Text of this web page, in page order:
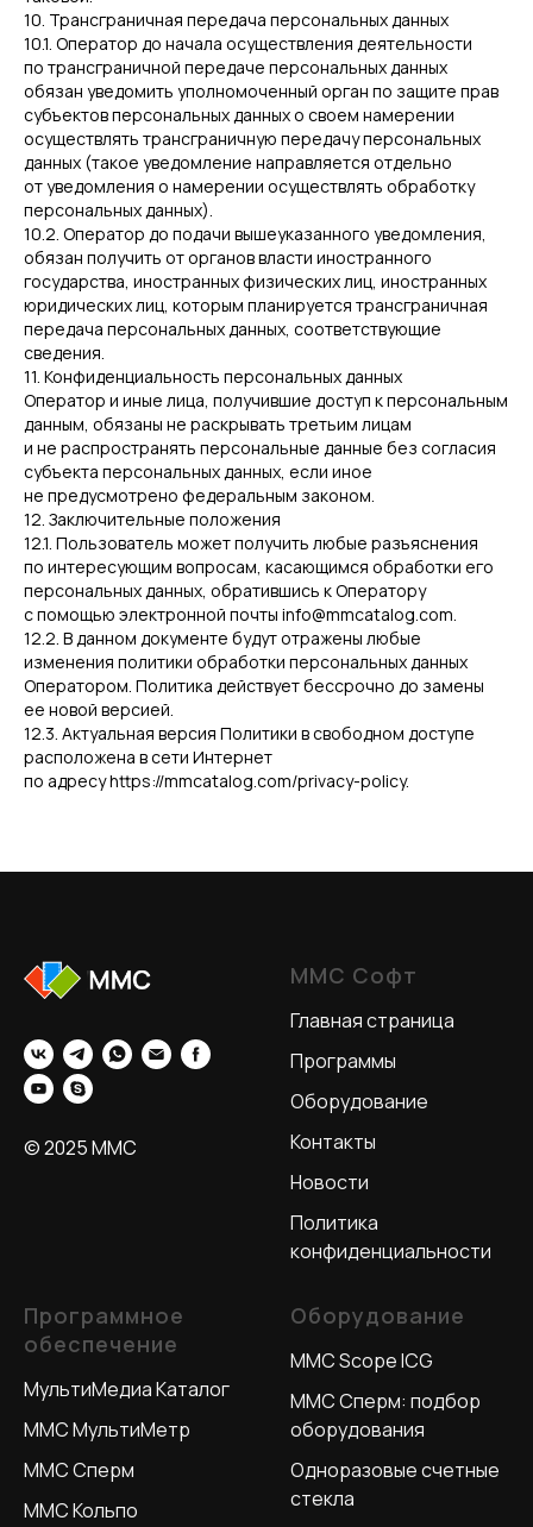
10. Трансграничная передача персональных данных
10.1. Оператор до начала осуществления деятельности
по трансграничной передаче персональных данных
обязан уведомить уполномоченный орган по защите прав
субъектов персональных данных о своем намерении
осуществлять трансграничную передачу персональных
данных (такое уведомление направляется отдельно
от уведомления о намерении осуществлять обработку
персональных данных).
10.2. Оператор до подачи вышеуказанного уведомления,
обязан получить от органов власти иностранного
государства, иностранных физических лиц, иностранных
юридических лиц, которым планируется трансграничная
передача персональных данных, соответствующие
сведения.
11. Конфиденциальность персональных данных
Оператор и иные лица, получившие доступ к персональным
данным, обязаны не раскрывать третьим лицам
и не распространять персональные данные без согласия
субъекта персональных данных, если иное
не предусмотрено федеральным законом.
12. Заключительные положения
12.1. Пользователь может получить любые разъяснения
по интересующим вопросам, касающимся обработки его
персональных данных, обратившись к Оператору
с помощью электронной почты info@mmcatalog.com.
12.2. В данном документе будут отражены любые
изменения политики обработки персональных данных
Оператором. Политика действует бессрочно до замены
ее новой версией.
12.3. Актуальная версия Политики в свободном доступе
расположена в сети Интернет
по адресу https://mmcatalog.com/privacy-policy.
© 2025 MMC
ММС Софт
Главная страница
Программы
Оборудование
Контакты
Новости
Политика
конфиденциальности
Программное
обеспечение
МультиМедиа Каталог
MMC МультиМетр
MMC Сперм
MMC Кольпо
Оборудование
MMC Scope ICG
ММС Сперм: подбор
оборудования
Одноразовые счетные
стекла